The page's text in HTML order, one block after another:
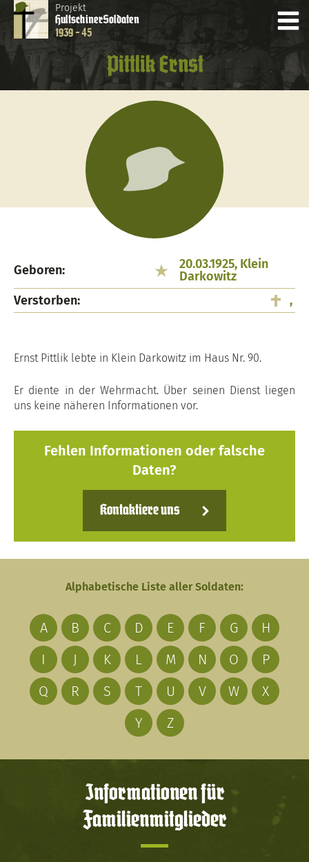
Projekt
HultschinerSoldaten
1939 - 45
Pittlik Ernst
Geboren:
20.03.1925, Klein
Darkowitz
Verstorben:
,
Ernst Pittlik lebte in Klein Darkowitz im Haus Nr. 90.
Er diente in der Wehrmacht. Über seinen Dienst liegen
uns keine näheren Informationen vor.
Fehlen Informationen oder falsche
Daten?
Kontaktiere uns
Alphabetische Liste aller Soldaten:
A B C D E F G
H
I
J K L M N O
P
Q
R S T U V W
X
Y
Z
Informationen für
Familienmitglieder